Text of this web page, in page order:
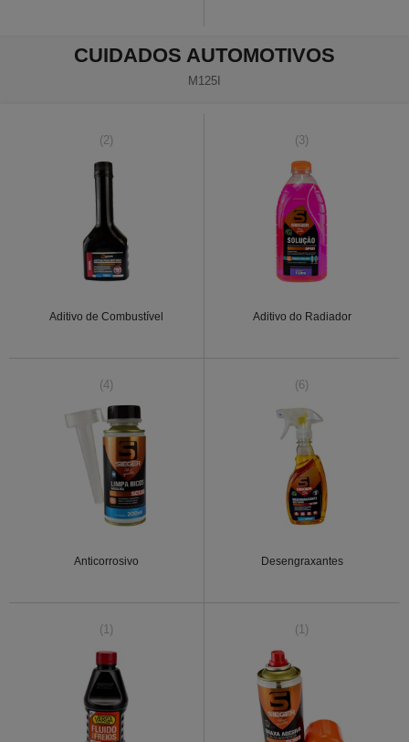
CUIDADOS AUTOMOTIVOS
M125I
(2)
Aditivo de Combustível
(3)
Aditivo do Radiador
(4)
Anticorrosivo
(6)
Desengraxantes
(1) (1)